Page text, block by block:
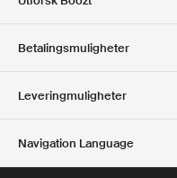
Club Boozt
Presse og utmerkelser
Betalingsmuligheter
Leveringmuligheter
Navigation Language